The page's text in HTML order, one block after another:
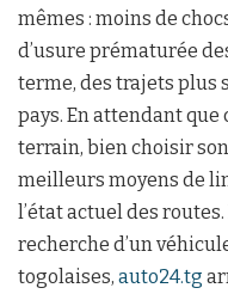
mêmes : moins de
d’usure prématurée
terme, des trajets plus
pays. En attendant
terrain, bien choisir
meilleurs moyens de
l’état actuel des
recherche d’un
togolaises, auto24.tg